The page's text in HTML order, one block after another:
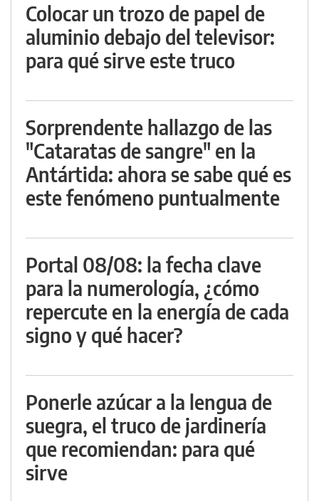
Colocar un trozo de papel de
aluminio debajo del televisor:
para qué sirve este truco
Sorprendente hallazgo de las
"Cataratas de sangre" en la
Antártida: ahora se sabe qué es
este fenómeno puntualmente
Portal 08/08: la fecha clave
para la numerología, ¿cómo
repercute en la energía de cada
signo y qué hacer?
Ponerle azúcar a la lengua de
suegra, el truco de jardinería
que recomiendan: para qué
sirve